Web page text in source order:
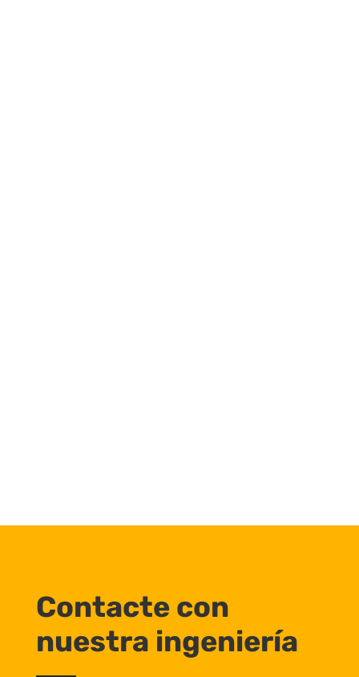
Contacte con
nuestra ingeniería